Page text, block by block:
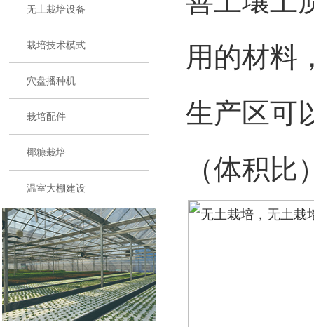
无土栽培设备
栽培技术模式
穴盘播种机
栽培配件
椰糠栽培
温室大棚建设
用的材料
生产区可
（体积比